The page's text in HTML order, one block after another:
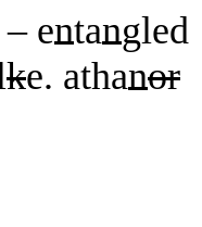
entangled
ke. athanor